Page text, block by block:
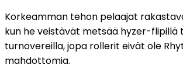
Korkeamman tehon pelaajat
kun he veistävät metsää hyzer-flipillä
turnovereilla, jopa rollerit eivät ole
mahdottomia.